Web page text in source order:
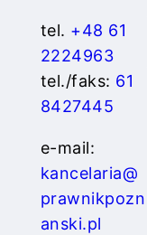
tel. +48 61
2224963
tel./faks: 61
8427445
e-mail:
kancelaria@
prawnikpozn
anski.pl